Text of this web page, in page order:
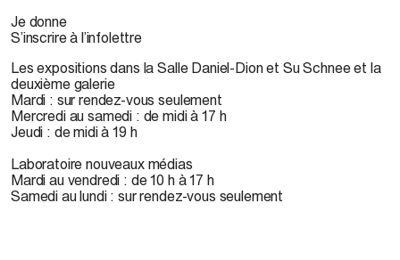
Je donne
S’inscrire à l’infolettre
Les expositions dans la Salle Daniel-Dion et Su Schnee et la
deuxième galerie
Mardi : sur rendez-vous seulement
Mercredi au samedi : de midi à 17 h
Jeudi : de midi à 19 h
Laboratoire nouveaux médias
Mardi au vendredi : de 10 h à 17 h
Samedi au lundi : sur rendez-vous seulement